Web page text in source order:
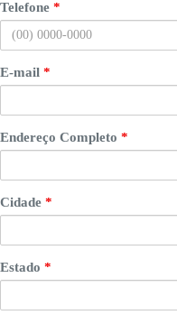
Telefone *
E-mail *
Endereço Completo *
Cidade *
Estado *